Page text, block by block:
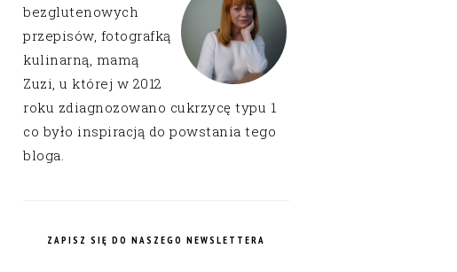
bezglutenowych
przepisów, fotografką
kulinarną, mamą
Zuzi, u której w 2012
roku zdiagnozowano cukrzycę typu 1
co było inspiracją do powstania tego
bloga.
ZAPISZ SIĘ DO NASZEGO NEWSLETTERA